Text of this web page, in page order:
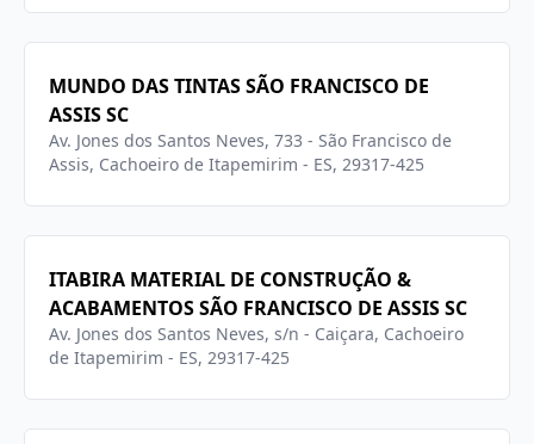
MUNDO DAS TINTAS SÃO FRANCISCO DE
ASSIS SC
Av. Jones dos Santos Neves, 733 - São Francisco de
Assis, Cachoeiro de Itapemirim - ES, 29317-425
ITABIRA MATERIAL DE CONSTRUÇÃO &
ACABAMENTOS SÃO FRANCISCO DE ASSIS SC
Av. Jones dos Santos Neves, s/n - Caiçara, Cachoeiro
de Itapemirim - ES, 29317-425